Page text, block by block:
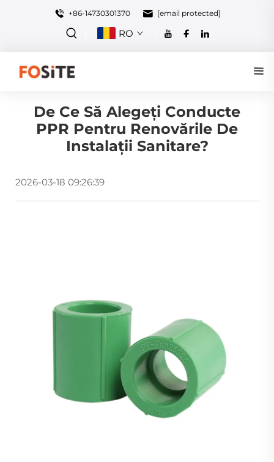
+86-14730301370 [email protected]
RO
De Ce Să Alegeți Conducte
PPR Pentru Renovările De
Instalații Sanitare?
2026-03-18 09:26:39